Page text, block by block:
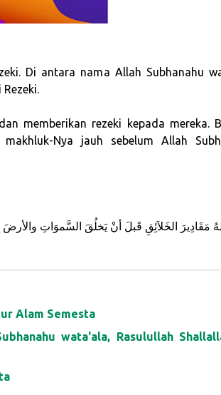
Di antara nama Allah Subhanahu
memberikan rezeki kepada mereka.
Nya jauh sebelum Allah
مَقَادِيرَ الخَلاَئِقِ قَبلَ أنْ يَخلُقَ السَّموَاتِ
Alam Semesta
wata'ala, Rasulullah